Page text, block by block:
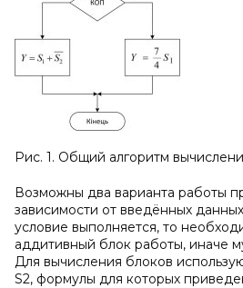
Рис. 1. Общий алгоритм
Возможны два варианта работы
зависимости от введённых
условие выполняется, то
аддитивный блок работы, иначе
Для вычисления блоков
S2, формулы для которых